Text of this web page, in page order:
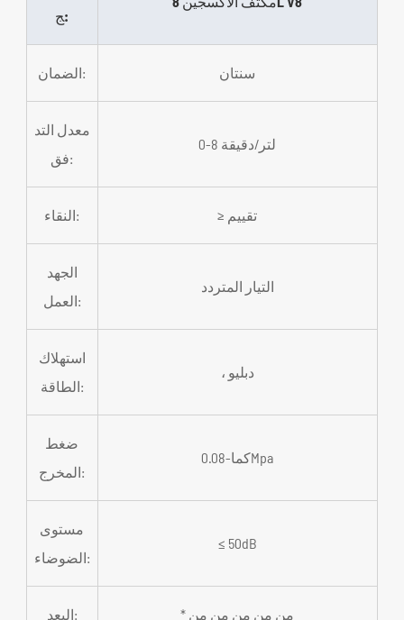
ج:
الضمان: سنتان
معدل التد
فق:
0-8 لتر/دقيقة
النقاء: ≥ تقييم
الجهد
العمل:
التيار المتردد
استهلاك
الطاقة:
، دبليو
ضغط
المخرج:
كما-0.08Mpa
مستوى
الضوضاء:
≤ 50dB
البعد: * من من من من من